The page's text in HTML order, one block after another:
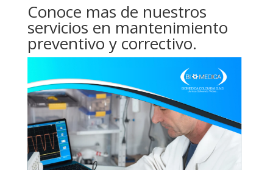
Conoce mas de nuestros
servicios en mantenimiento
preventivo y correctivo.